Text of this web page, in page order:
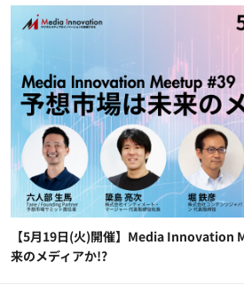
【5月19日(火)開催】Media Innovation
来のメディアか!?